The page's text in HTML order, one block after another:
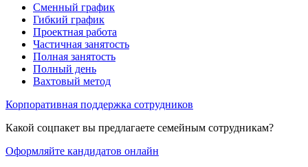
Сменный график
Гибкий график
Проектная работа
Частичная занятость
Полная занятость
Полный день
Вахтовый метод
Корпоративная поддержка сотрудников
Какой соцпакет вы предлагаете семейным сотрудникам?
Оформляйте кандидатов онлайн